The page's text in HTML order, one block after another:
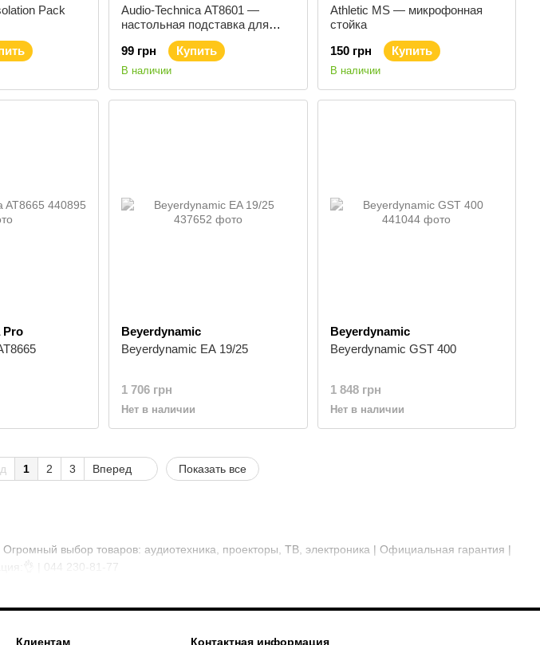
выбор товаров: аудиотехника, проекторы, ТВ, электроника | Официальная гарантия |
| 044 230-81-77
Pack
Audio-Technica AT8601 —
настольная подставка для
микрофона
99 грн
Купить
В наличии
Athletic MS — микрофонная
стойка
150 грн
Купить
В наличии
Pro
Beyerdynamic
Beyerdynamic EA 19/25
1 706 грн
Нет в наличии
Beyerdynamic
Beyerdynamic GST 400
1 848 грн
Нет в наличии
1 2 3 Вперед Показать все
Клиентам Контактная информация